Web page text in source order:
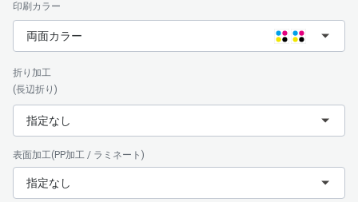
印刷カラー
両面カラー
折り加工
(長辺折り)
指定なし
表面加工(PP加工 / ラミネート)
指定なし